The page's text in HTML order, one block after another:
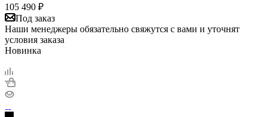
105 490 ₽
Под заказ
Наши менеджеры обязательно свяжутся с вами и уточнят
условия заказа
Новинка